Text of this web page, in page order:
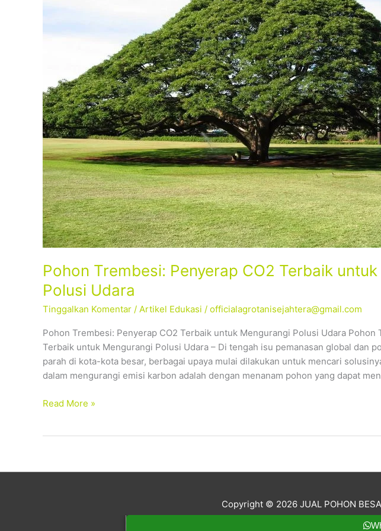
Pohon Trembesi: Penyerap CO2 Terbaik
Polusi Udara
Tinggalkan Komentar / Artikel Edukasi / officialagrotanisejahtera@gmail.com
Pohon Trembesi: Penyerap CO2 Terbaik untuk Mengurangi Polusi Udara Pohon
Terbaik untuk Mengurangi Polusi Udara – Di tengah isu pemanasan global dan
parah di kota-kota besar, berbagai upaya mulai dilakukan untuk mencari
dalam mengurangi emisi karbon adalah dengan menanam pohon yang dapat
Read More »
Copyright © 2026 JUAL POHON